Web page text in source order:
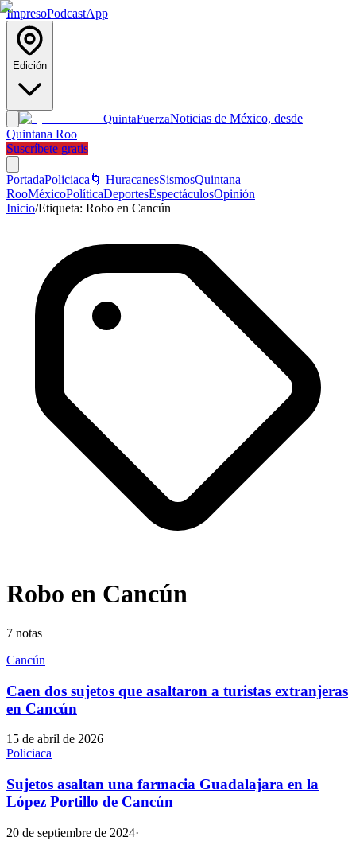
ImpresoPodcastApp
Edición
QuintaFuerzaNoticias de México, desde
Quintana Roo
Suscríbete gratis
PortadaPoliciaca 🌀 HuracanesSismosQuintana
RooMéxicoPolíticaDeportesEspectáculosOpinión
Inicio/Etiqueta: Robo en Cancún
Robo en Cancún
7 notas
Cancún
Caen dos sujetos que asaltaron a turistas extranjeras
en Cancún
15 de abril de 2026
Policiaca
Sujetos asaltan una farmacia Guadalajara en la
López Portillo de Cancún
20 de septiembre de 2024·